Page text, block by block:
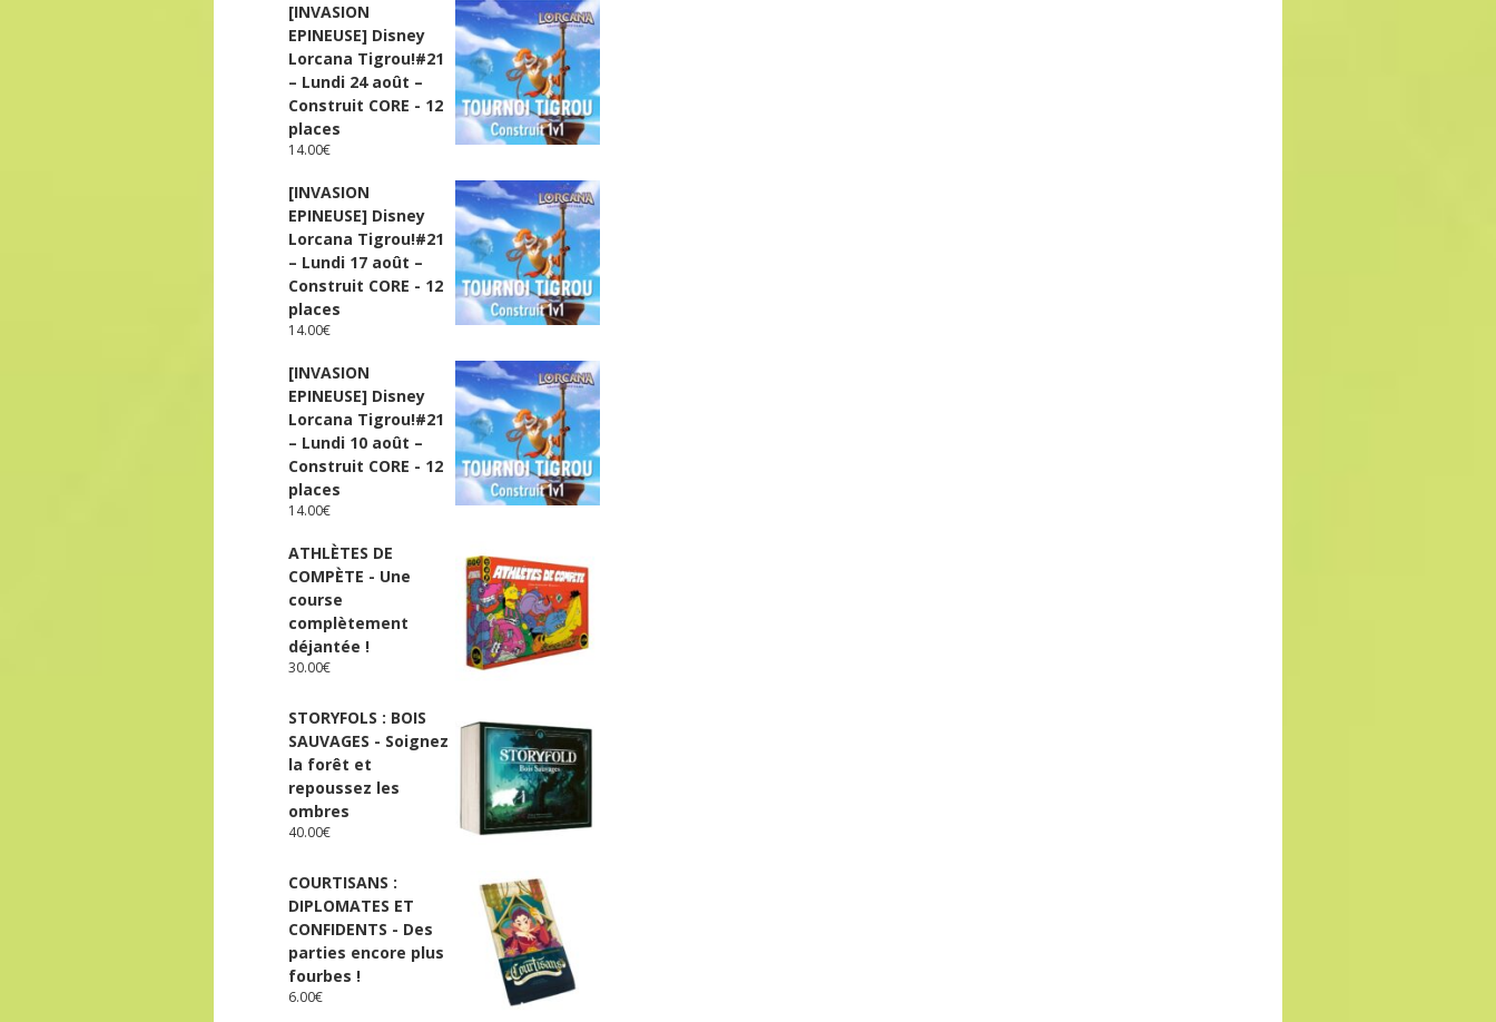
[INVASION
EPINEUSE] Disney
Lorcana Tigrou!#21
– Lundi 24 août –
Construit CORE - 12
places
14.00€
[INVASION
EPINEUSE] Disney
Lorcana Tigrou!#21
– Lundi 17 août –
Construit CORE - 12
places
14.00€
[INVASION
EPINEUSE] Disney
Lorcana Tigrou!#21
– Lundi 10 août –
Construit CORE - 12
places
14.00€
ATHLÈTES DE
COMPÈTE - Une
course
complètement
déjantée !
30.00€
STORYFOLS : BOIS
SAUVAGES - Soignez
la forêt et
repoussez les
ombres
40.00€
COURTISANS :
DIPLOMATES ET
CONFIDENTS - Des
parties encore plus
fourbes !
6.00€